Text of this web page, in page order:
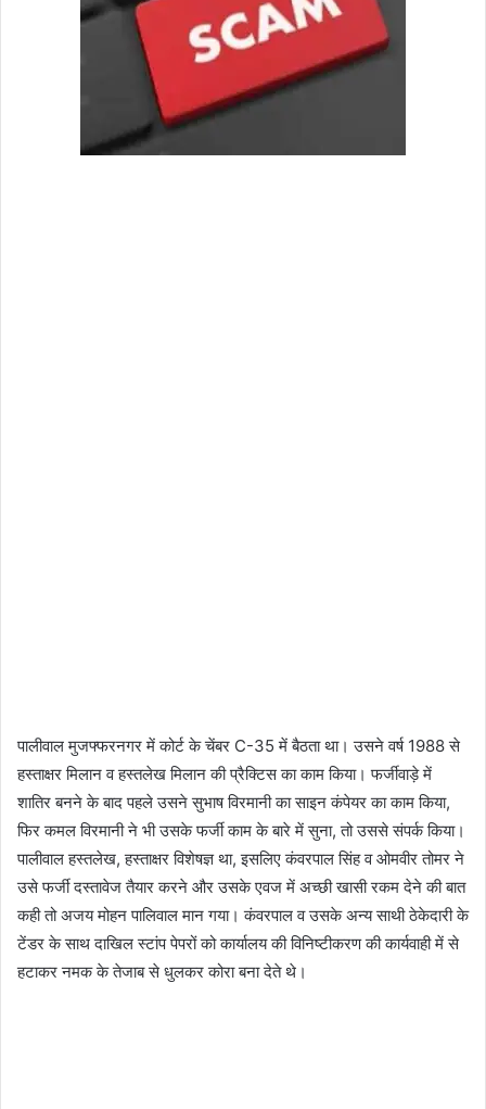
पालीवाल मुजफ्फरनगर में कोर्ट के चेंबर C-35 में बैठता था। उसने वर्ष 1988 से
हस्ताक्षर मिलान व हस्तलेख मिलान की प्रैक्टिस का काम किया। फर्जीवाड़े में
शातिर बनने के बाद पहले उसने सुभाष विरमानी का साइन कंपेयर का काम किया,
फिर कमल विरमानी ने भी उसके फर्जी काम के बारे में सुना, तो उससे संपर्क किया।
पालीवाल हस्तलेख, हस्ताक्षर विशेषज्ञ था, इसलिए कंवरपाल सिंह व ओमवीर तोमर ने
उसे फर्जी दस्तावेज तैयार करने और उसके एवज में अच्छी खासी रकम देने की बात
कही तो अजय मोहन पालिवाल मान गया। कंवरपाल व उसके अन्य साथी ठेकेदारी के
टेंडर के साथ दाखिल स्टांप पेपरों को कार्यालय की विनिष्टीकरण की कार्यवाही में से
हटाकर नमक के तेजाब से धुलकर कोरा बना देते थे।